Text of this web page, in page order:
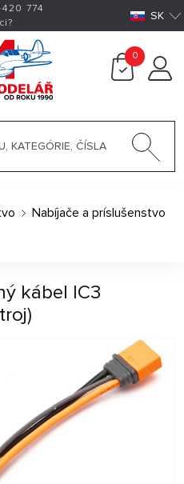
774
SK
0
Nabíjače a príslušenstvo
kábel IC3